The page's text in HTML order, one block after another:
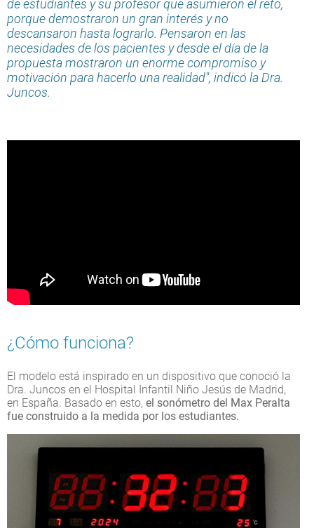
de estudiantes y su profesor que asumieron el reto,
porque demostraron un gran interés y no
descansaron hasta lograrlo. Pensaron en las
necesidades de los pacientes y desde el día de la
propuesta mostraron un enorme compromiso y
motivación para hacerlo una realidad", indicó la Dra.
Juncos.
¿Cómo funciona?
El modelo está inspirado en un dispositivo que conoció la
Dra. Juncos en el Hospital Infantil Niño Jesús de Madrid,
en España. Basado en esto, el sonómetro del Max Peralta
fue construido a la medida por los estudiantes.